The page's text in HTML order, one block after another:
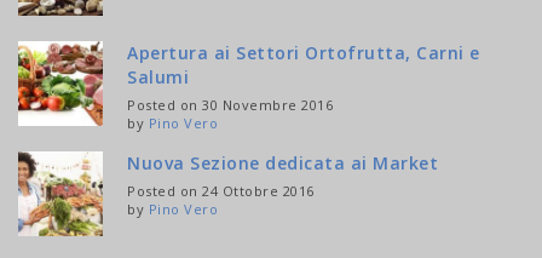
Apertura ai Settori Ortofrutta, Carni e
Salumi
Posted on 30 Novembre 2016
by Pino Vero
Nuova Sezione dedicata ai Market
Posted on 24 Ottobre 2016
by Pino Vero